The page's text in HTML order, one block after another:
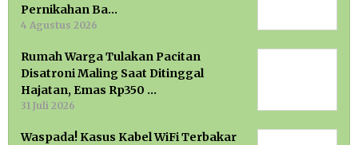
Pernikahan Ba…
4 Agustus 2026
Rumah Warga Tulakan Pacitan
Disatroni Maling Saat Ditinggal
Hajatan, Emas Rp350 …
31 Juli 2026
Waspada! Kasus Kabel WiFi Terbakar